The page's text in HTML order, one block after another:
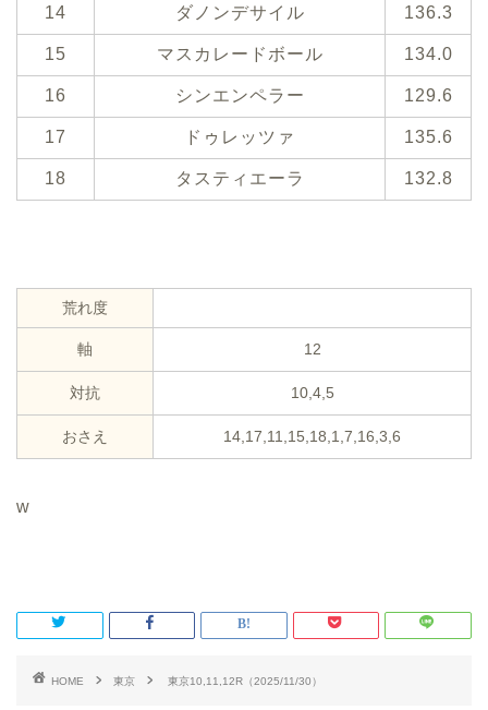
14 ダノンデサイル 136.3
15 マスカレードボール 134.0
16 シンエンペラー 129.6
17 ドゥレッツァ 135.6
18 タスティエーラ 132.8
荒れ度
軸 12
対抗 10,4,5
おさえ 14,17,11,15,18,1,7,16,3,6
w
HOME 東京 東京10,11,12R（2025/11/30）